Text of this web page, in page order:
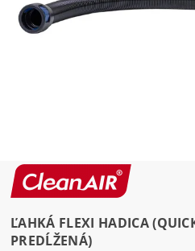
ĽAHKÁ FLEXI HADICA
PREDĹŽENÁ)